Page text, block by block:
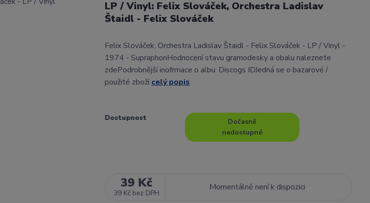
LP / Vinyl: Felix Slováček, Orchestra Ladislav
Štaidl - Felix Slováček
Felix Slováček, Orchestra Ladislav Štaidl - Felix Slováček - LP / Vinyl -
1974 - SupraphonHodnocení stavu gramodesky a obalu naleznete
zdePodrobnější inofrmace o albu: Discogs IDJedná se o bazarové /
použité zbožícelý popis
Dostupnost
Dočasně
nedostupné
39 Kč
39 Kč bez DPH
Momentálně není k dispozici